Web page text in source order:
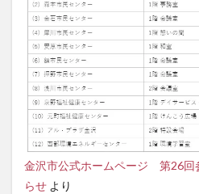
金沢市公式ホームページ 第26回
らせ より